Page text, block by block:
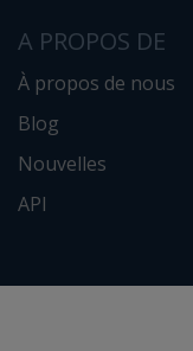
A PROPOS DE
À propos de nous
Blog
Nouvelles
API